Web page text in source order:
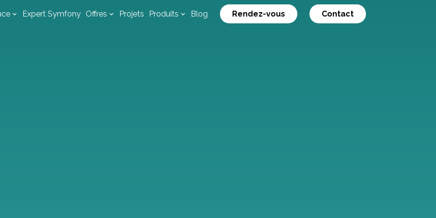
Expert Symfony Offres Projets Produits Blog Rendez-vous Contact